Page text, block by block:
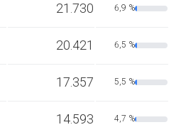
21.730 6,9 %
20.421 6,5 %
17.357 5,5 %
14.593 4,7 %